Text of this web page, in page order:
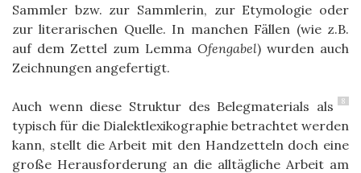
Sammler bzw. zur Sammlerin, zur Etymologie oder
zur literarischen Quelle. In manchen Fällen (wie z.B.
auf dem Zettel zum Lemma Ofengabel) wurden auch
Zeichnungen angefertigt.
8
Auch wenn diese Struktur des Belegmaterials als
typisch für die Dialektlexikographie betrachtet werden
kann, stellt die Arbeit mit den Handzetteln doch eine
große Herausforderung an die alltägliche Arbeit am